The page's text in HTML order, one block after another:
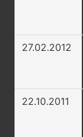
27.02.2012
22.10.2011